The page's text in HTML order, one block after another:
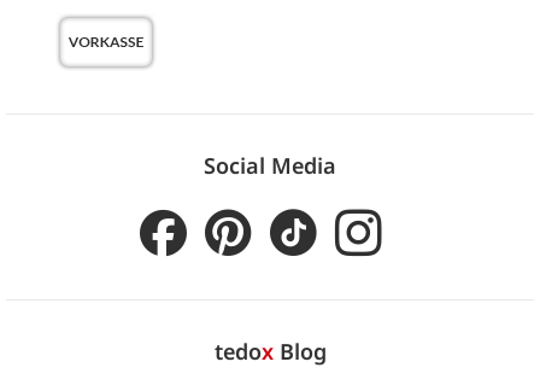
Social Media
tedoxBlog